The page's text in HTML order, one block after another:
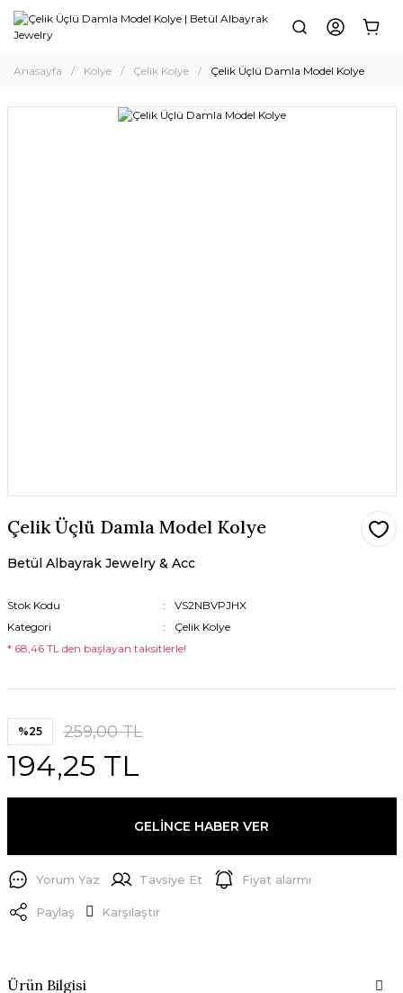
Anasayfa Kolye Çelik Kolye Çelik Üçlü Damla Model Kolye
Çelik Üçlü Damla Model Kolye
Betül Albayrak Jewelry & Acc
Stok Kodu
VS2NBVPJHX
Kategori
Çelik Kolye
* 68,46 TL den başlayan taksitlerle!
%25 259,00 TL
194,25 TL
GELİNCE HABER VER
Yorum Yaz Tavsiye Et Fiyat alarmı
Paylaş Karşılaştır
Ürün Bilgisi